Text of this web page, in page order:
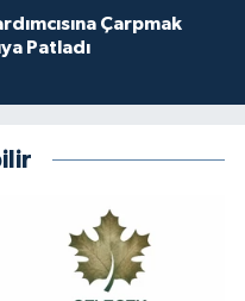
Çarpmak
Patladı